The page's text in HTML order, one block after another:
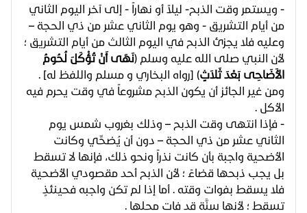
- ويستمر وقت الذبح- ليلاً أو نهاراً - إلى آخر اليوم الثاني
من أيام التشريق - وهو يوم الثاني عشر من ذي الحجة –
وعليه فلا يجزئ الذبح في اليوم الثالث من أيام التشريق ؛
لأن النبي صلى الله عليه وسلم (نَهَى أَنْ تُؤْكَلَ لُحُومُ
الأَضَاحِى بَعْدَ ثَلاَثٍ) [رواه البخاري و مسلم واللفظ له] .
ومن غير الجائز أن يكون الذبح مشروعاً في وقت يحرم فيه
الأكل .
- فإذا انتهى وقت الذبح – وذلك بغروب شمس يوم
الثاني عشر من ذي الحجة – دون أن يُضحِّي وكانت
الأضحية واجبة بأن كانت نذراً ونحو ذلك، فإنها لا تسقط
بل يجب ذبحها قضاءً ؛ لأن الذبح أحد مقصودي الأضحية
فلا يسقط بفوات وقته . أما إذا لم تكن واجبه فحينئذٍ
تسقط ؛ لأنها سنَّة قد فات محلها .